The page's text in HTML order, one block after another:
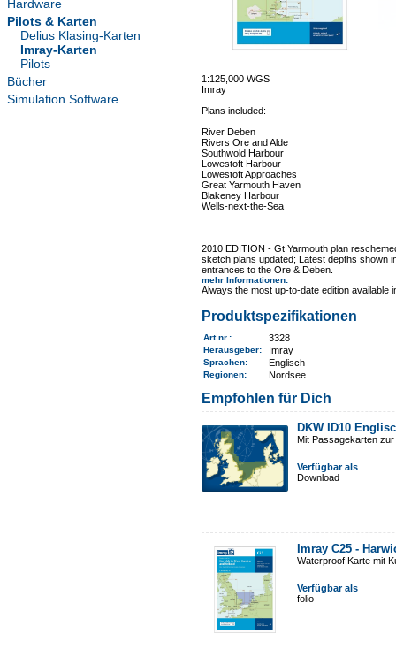
Hardware
Pilots & Karten
Delius Klasing-Karten
Imray-Karten
Pilots
Bücher
Simulation Software
1:125,000 WGS
Imray
Plans included:
River Deben
Rivers Ore and Alde
Southwold Harbour
Lowestoft Harbour
Lowestoft Approaches
Great Yarmouth Haven
Blakeney Harbour
Wells-next-the-Sea
2010 EDITION - Gt Yarmouth plan
sketch plans updated; Latest depths shown
entrances to the Ore & Deben.
mehr Informationen:
Always the most up-to-date edition
Produktspezifikationen
Art.nr. : 3328
Herausgeber: Imray
Sprachen: Englisch
Regionen: Nordsee
Empfohlen für Dich
DKW ID10
Mit Passagekarten
Verfügbar als
Download
Imray C25 -
Waterproof Karte mit
Verfügbar als
folio